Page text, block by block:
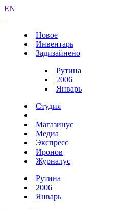
EN
Новое
Инвентарь
Задизайнено
Рутина
2006
Январь
Студия
Магазинус
Медиа
Экспресс
Иронов
Журналус
Рутина
2006
Январь